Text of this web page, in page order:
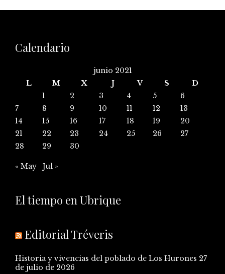
Calendario
junio 2021
L
M X J V S
D
1
2 3 4 5
6
7
8 9 10 11 12
13
14
15 16 17 18 19
20
21
22 23 24 25 26
27
28
29 30
« May Jul »
El tiempo en Ubrique
Editorial Tréveris
Historia y vivencias del poblado de Los Hurones 27
de julio de 2026